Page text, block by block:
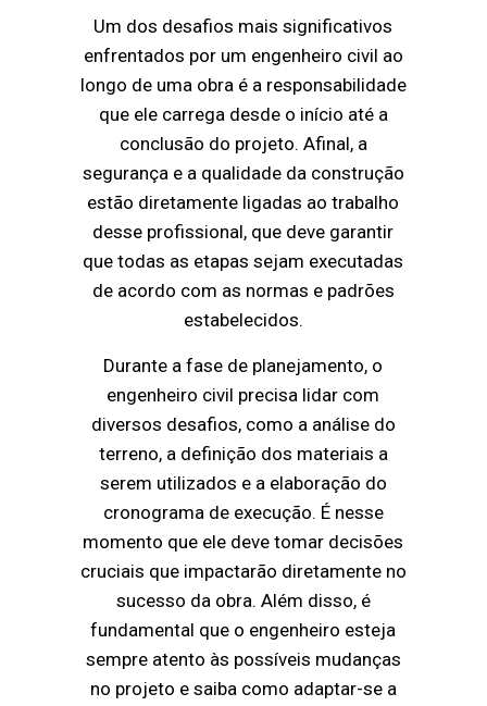
Um dos desafios mais significativos
enfrentados por um engenheiro civil ao
longo de uma obra é a responsabilidade
que ele carrega desde o início até a
conclusão do projeto. Afinal, a
segurança e a qualidade da construção
estão diretamente ligadas ao trabalho
desse profissional, que deve garantir
que todas as etapas sejam executadas
de acordo com as normas e padrões
estabelecidos.
Durante a fase de planejamento, o
engenheiro civil precisa lidar com
diversos desafios, como a análise do
terreno, a definição dos materiais a
serem utilizados e a elaboração do
cronograma de execução. É nesse
momento que ele deve tomar decisões
cruciais que impactarão diretamente no
sucesso da obra. Além disso, é
fundamental que o engenheiro esteja
sempre atento às possíveis mudanças
no projeto e saiba como adaptar-se a